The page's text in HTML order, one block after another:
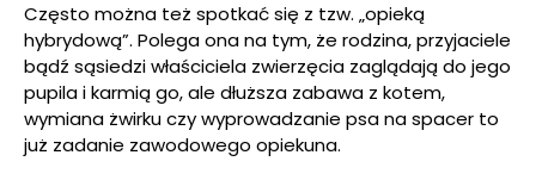
Często można też spotkać się z tzw. „opieką
hybrydową”. Polega ona na tym, że rodzina, przyjaciele
bądź sąsiedzi właściciela zwierzęcia zaglądają do jego
pupila i karmią go, ale dłuższa zabawa z kotem,
wymiana żwirku czy wyprowadzanie psa na spacer to
już zadanie zawodowego opiekuna.